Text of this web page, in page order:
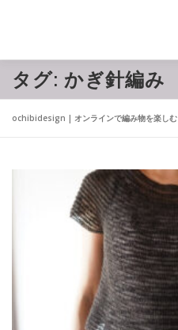
ス
ABOUT PROFILE
タグ: かぎ針編み
ochibidesign | オンラインで編み物を楽しむ